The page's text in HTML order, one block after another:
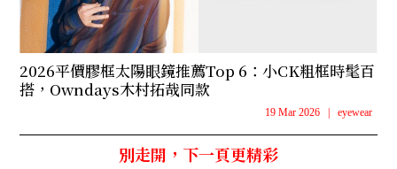
2026平價膠框太陽眼鏡推薦Top 6：小CK粗框時髦百
搭，Owndays木村拓哉同款
19 Mar 2026 | eyewear
別走開，下一頁更精彩